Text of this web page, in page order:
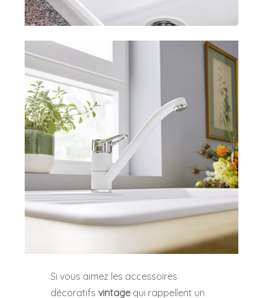
Si vous aimez les accessoires
décoratifsvintage qui rappellent un